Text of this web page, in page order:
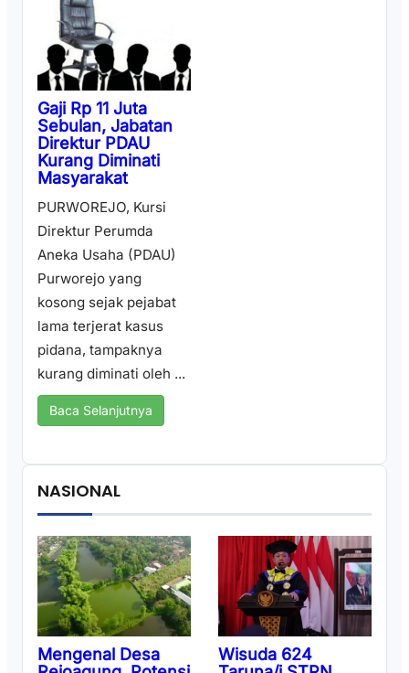
Gaji Rp 11 Juta
Sebulan, Jabatan
Direktur PDAU
Kurang Diminati
Masyarakat
PURWOREJO, Kursi
Direktur Perumda
Aneka Usaha (PDAU)
Purworejo yang
kosong sejak pejabat
lama terjerat kasus
pidana, tampaknya
kurang diminati oleh ...
Baca Selanjutnya
NASIONAL
Mengenal Desa
Wisuda 624